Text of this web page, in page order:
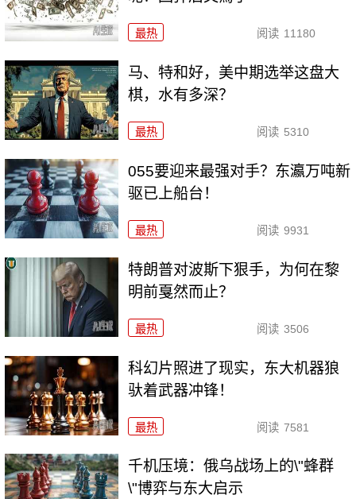
最热 阅读 11180
马、特和好，美中期选举这盘大
棋，水有多深？
最热 阅读 5310
055要迎来最强对手？东瀛万吨新
驱已上船台！
最热 阅读 9931
特朗普对波斯下狠手，为何在黎
明前戛然而止？
最热 阅读 3506
科幻片照进了现实，东大机器狼
驮着武器冲锋！
最热 阅读 7581
千机压境：俄乌战场上的\"蜂群
\"博弈与东大启示